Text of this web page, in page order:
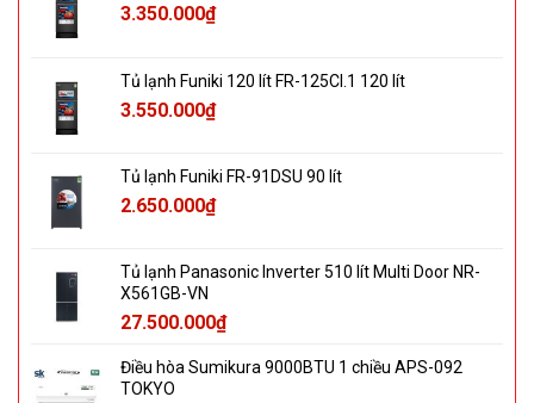
3.350.000₫
Tủ lạnh Funiki 120 lít FR-125CI.1 120 lít
3.550.000₫
Tủ lạnh Funiki FR-91DSU 90 lít
2.650.000₫
Tủ lạnh Panasonic Inverter 510 lít Multi Door NR-
X561GB-VN
27.500.000₫
Điều hòa Sumikura 9000BTU 1 chiều APS-092
TOKYO